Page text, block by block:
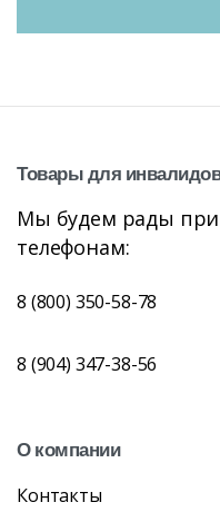
Товарыдля
Мы будем рады
телефонам:
8 (800) 350-58-78
8 (904) 347-38-56
Окомпании
Контакты